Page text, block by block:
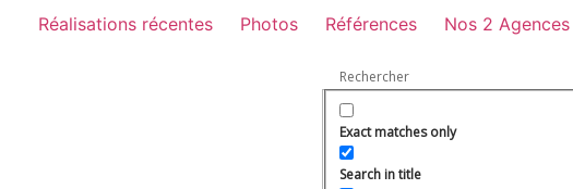
Réalisations récentes Photos Références Nos 2 Agences
Exact matches only
Search in title